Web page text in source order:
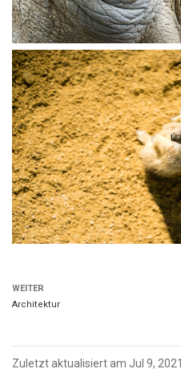
WEITER
Architektur
Zuletzt aktualisiert am Jul 9, 2021